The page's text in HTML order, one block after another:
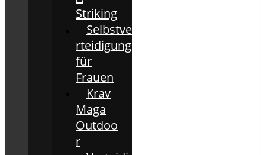
Striking
Selbstve
rteidigung
für
Frauen
Krav
Maga
Outdoo
r